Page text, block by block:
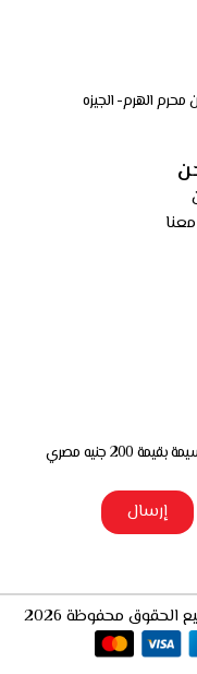
اشترك في النشرة الإخبارية …واحصل على قسيمة بقيمة 200 جنيه مصري
إرسال
الحقوق محفوظة 2026